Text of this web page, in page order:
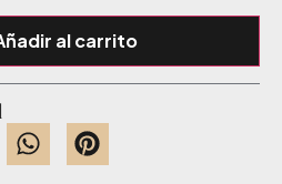
al carrito